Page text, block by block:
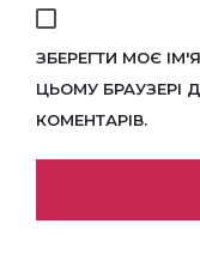
ЗБЕРЕГТИ МОЄ
ЦЬОМУ БРАУЗЕРІ
КОМЕНТАРІВ.